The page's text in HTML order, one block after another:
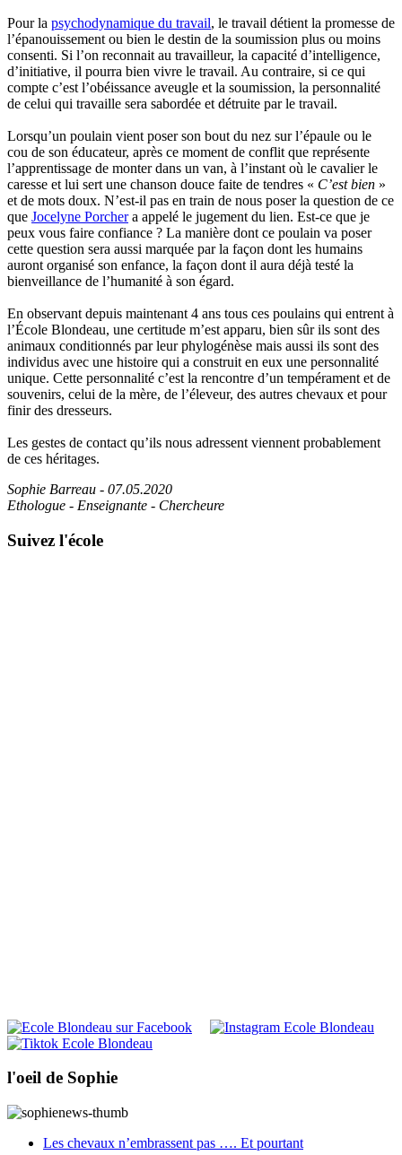
Pour la psychodynamique du travail, le travail détient la promesse de
l’épanouissement ou bien le destin de la soumission plus ou moins
consenti. Si l’on reconnait au travailleur, la capacité d’intelligence,
d’initiative, il pourra bien vivre le travail. Au contraire, si ce qui
compte c’est l’obéissance aveugle et la soumission, la personnalité
de celui qui travaille sera sabordée et détruite par le travail.
Lorsqu’un poulain vient poser son bout du nez sur l’épaule ou le
cou de son éducateur, après ce moment de conflit que représente
l’apprentissage de monter dans un van, à l’instant où le cavalier le
caresse et lui sert une chanson douce faite de tendres « C’est bien »
et de mots doux. N’est-il pas en train de nous poser la question de ce
que Jocelyne Porchera appelé le jugement du lien. Est-ce que je
peux vous faire confiance ? La manière dont ce poulain va poser
cette question sera aussi marquée par la façon dont les humains
auront organisé son enfance, la façon dont il aura déjà testé la
bienveillance de l’humanité à son égard.
En observant depuis maintenant 4 ans tous ces poulains qui entrent à
l’École Blondeau, une certitude m’est apparu, bien sûr ils sont des
animaux conditionnés par leur phylogénèse mais aussi ils sont des
individus avec une histoire qui a construit en eux une personnalité
unique. Cette personnalité c’est la rencontre d’un tempérament et de
souvenirs, celui de la mère, de l’éleveur, des autres chevaux et pour
finir des dresseurs.
Les gestes de contact qu’ils nous adressent viennent probablement
de ces héritages.
Sophie Barreau - 07.05.2020
Ethologue - Enseignante - Chercheure
Suivez l'école
l'oeil de Sophie
Les chevaux n’embrassent pas …. Et pourtant